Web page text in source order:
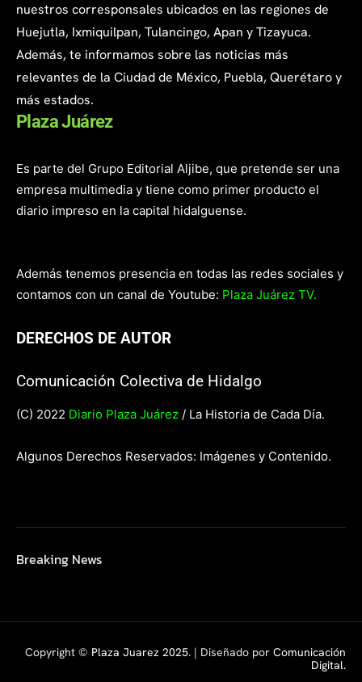
nuestros corresponsales ubicados en las regiones de
Huejutla, Ixmiquilpan, Tulancingo, Apan y Tizayuca.
Además, te informamos sobre las noticias más
relevantes de la Ciudad de México, Puebla, Querétaro y
más estados.
Plaza Juárez
Es parte del Grupo Editorial Aljibe, que pretende ser una
empresa multimedia y tiene como primer producto el
diario impreso en la capital hidalguense.
Además tenemos presencia en todas las redes sociales y
contamos con un canal de Youtube: Plaza Juárez TV.
DERECHOS DE AUTOR
Comunicación Colectiva de Hidalgo
(C) 2022 Diario Plaza Juárez / La Historia de Cada Día.
Algunos Derechos Reservados: Imágenes y Contenido.
Breaking News
Copyright © Plaza Juarez 2025. | Diseñado por Comunicación
Digital.